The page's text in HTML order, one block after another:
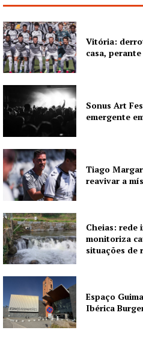
Vitória:
casa,
Sonus Art
emergente
Tiago
reavivar a
Cheias: rede
monitoriza
situações de
Espaço
Ibérica